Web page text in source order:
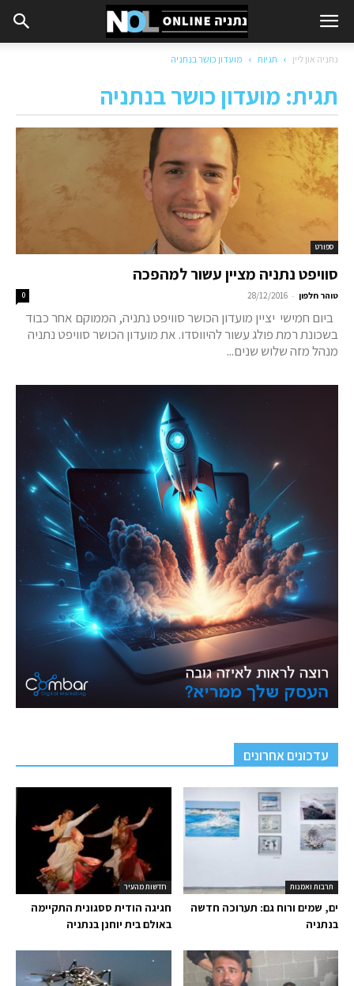
נתניה און ליין תגיות מועדון כושר בנתניה
תגית: מועדון כושר בנתניה
ספורט
סוויפט נתניה מציין עשור למהפכה
טוהר חלפון -
28/12/2016
0
ביום חמישי יציין מועדון הכושר סוויפט נתניה, הממוקם אחר כבוד
בשכונת רמת פולג עשור להיווסדו. את מועדון הכושר סוויפט נתניה
מנהל מזה שלוש שנים...
עדכונים אחרונים
חדשות מהעיר
חגיגה הודית ססגונית התקיימה
באולם בית יוחנן בנתניה
תרבות ואמנות
ים, שמים ורוח גם: תערוכה חדשה
בנתניה